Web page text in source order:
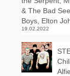
& The Bad
Boys, Elton
19.02.2022